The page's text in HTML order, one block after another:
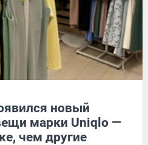
новый
марки Uniqlo —
чем другие